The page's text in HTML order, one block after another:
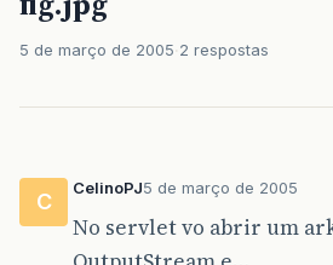
5 de março de 2005 2 respostas
C
CelinoPJ5 de março de 2005
No servlet vo abrir um